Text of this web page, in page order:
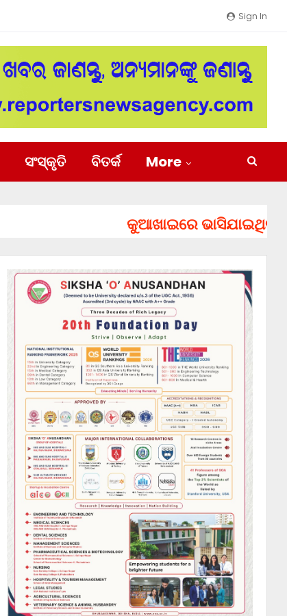
Sign In
ସଂସ୍କୃତି ବିତର୍କ More
କୁଆଖାଇରେ ଭାସିଯାଇଥିବା ୨